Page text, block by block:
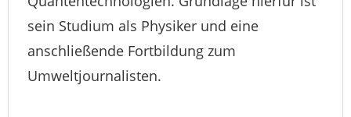
sein Studium als Physiker und eine
anschließende Fortbildung zum
Umweltjournalisten.